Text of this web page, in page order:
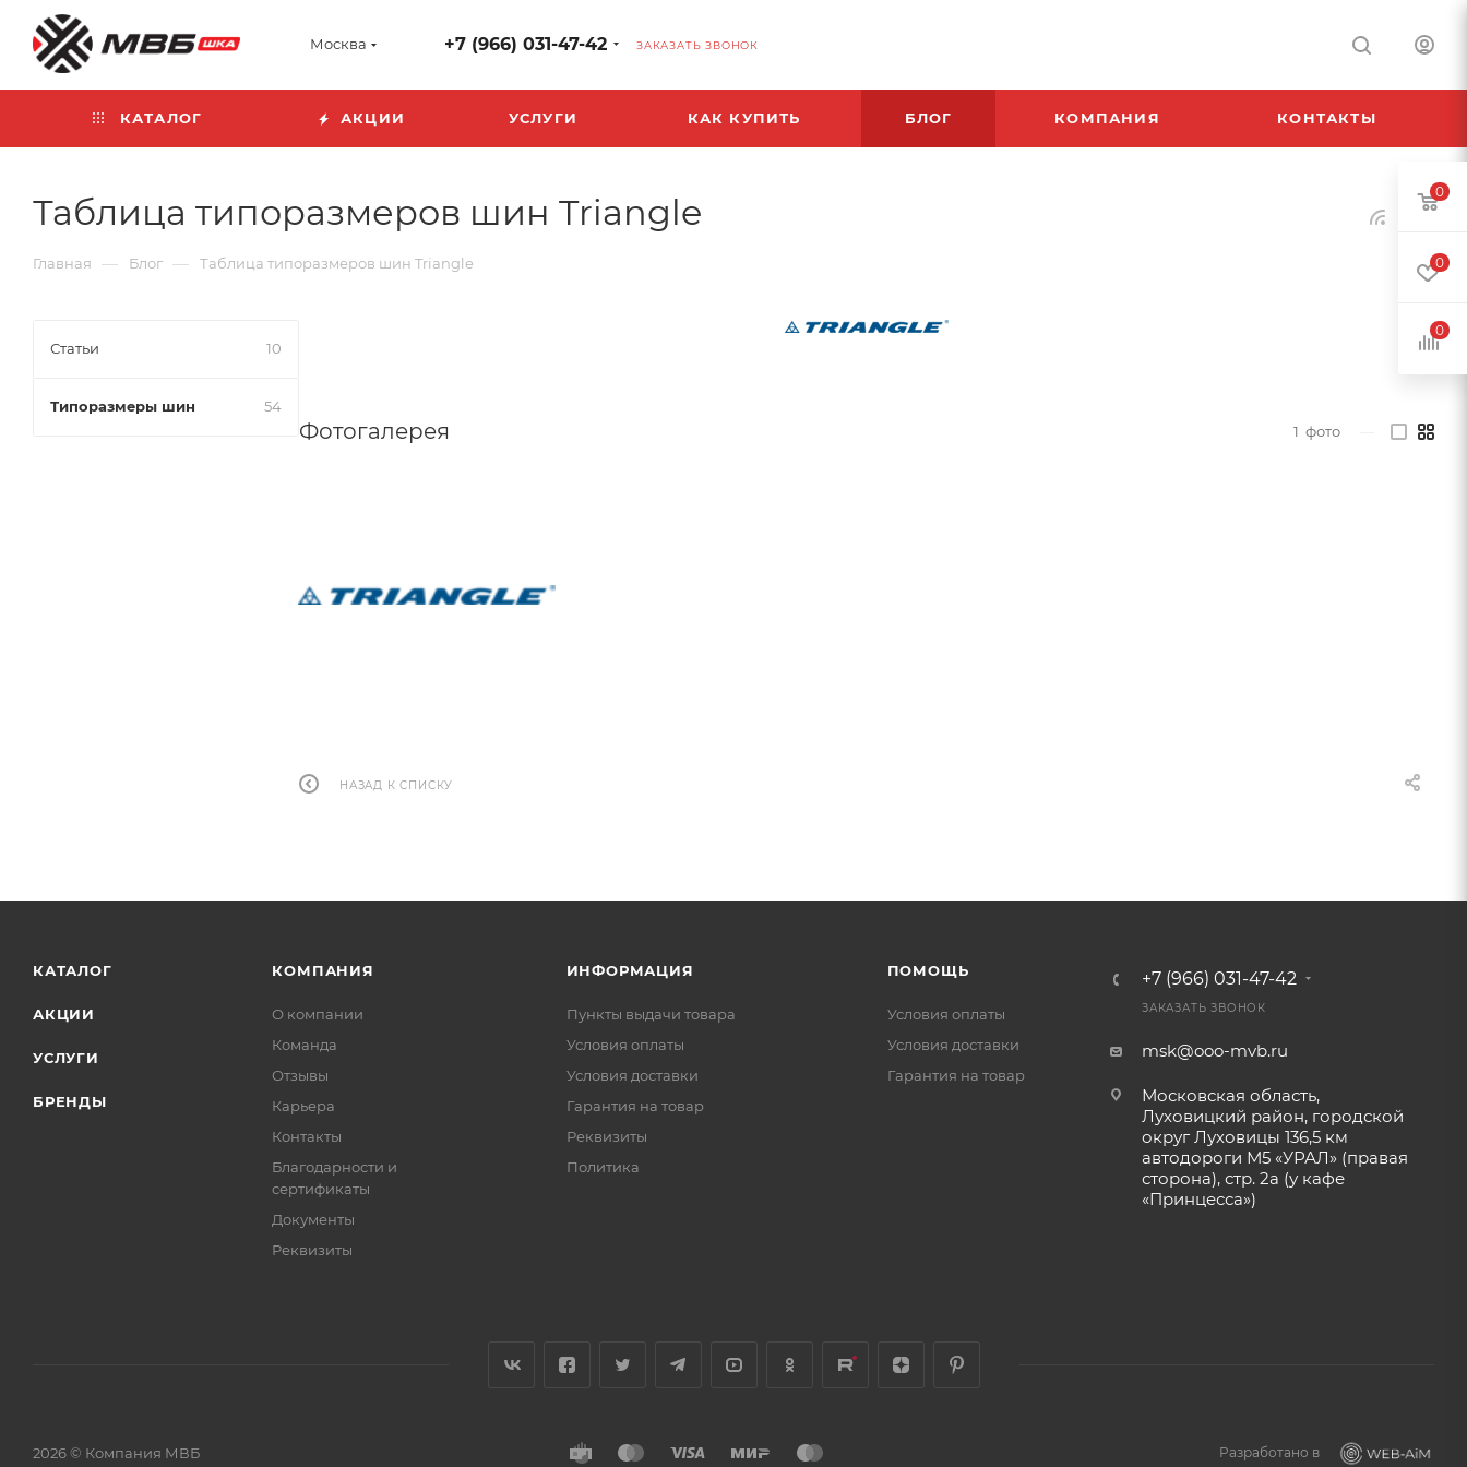
Москва +7 (966) 031-47-42 ЗАКАЗАТЬ ЗВОНОК
КАТАЛОГ АКЦИИ УСЛУГИ КАК КУПИТЬ БЛОГ КОМПАНИЯ КОНТАКТЫ
Таблица типоразмеров шин Triangle
Главная — Блог — Таблица типоразмеров шин Triangle
Фотогалерея 1 фото
НАЗАД К СПИСКУ
Статьи 10
Типоразмеры шин 54
КАТАЛОГ
АКЦИИ
УСЛУГИ
БРЕНДЫ
КОМПАНИЯ
О компании
Команда
Отзывы
Карьера
Контакты
Благодарности и
сертификаты
Документы
Реквизиты
ИНФОРМАЦИЯ
Пункты выдачи товара
Условия оплаты
Условия доставки
Гарантия на товар
Реквизиты
Политика
ПОМОЩЬ
Условия оплаты
Условия доставки
Гарантия на товар
+7 (966) 031-47-42
ЗАКАЗАТЬ ЗВОНОК
msk@ooo-mvb.ru
Московская область,
Луховицкий район, городской
округ Луховицы 136,5 км
автодороги М5 «УРАЛ» (правая
сторона), стр. 2а (у кафе
«‎Принцесса»)
2026 © Компания МВБ Разработано в
0
0
0